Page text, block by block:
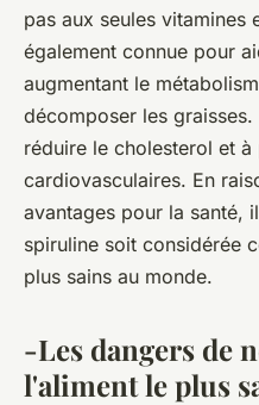
pas aux seules vitamines
également connue pour
augmentant le
décomposer les
réduire le cholesterol et
cardiovasculaires. En
avantages pour la santé,
spiruline soit considérée
plus sains au monde.
-Les dangers de
l'aliment le plus